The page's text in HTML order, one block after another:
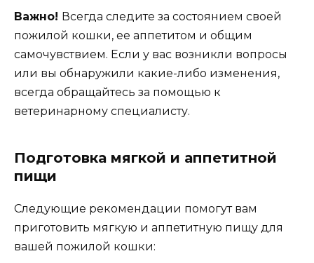
Важно! Всегда следите за состоянием своей
пожилой кошки, ее аппетитом и общим
самочувствием. Если у вас возникли вопросы
или вы обнаружили какие-либо изменения,
всегда обращайтесь за помощью к
ветеринарному специалисту.
Подготовка мягкой и аппетитной
пищи
Следующие рекомендации помогут вам
приготовить мягкую и аппетитную пищу для
вашей пожилой кошки: